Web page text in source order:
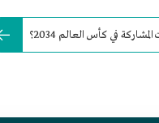
في كأس العالم 2034؟